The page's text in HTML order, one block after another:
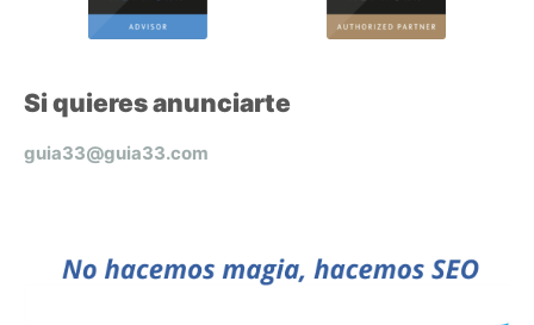
Si quieres anunciarte
guia33@guia33.com